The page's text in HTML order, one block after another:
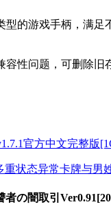
的游戏手柄，满足
性问题，可删除旧
官方中文完整版
重状态异常卡牌与
の闇取引